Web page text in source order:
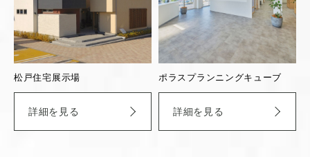
松戸住宅展示場
詳細を見る
ポラスプランニングキューブ
詳細を見る